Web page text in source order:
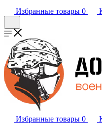
Избранные товары 0
Избранные товары 0